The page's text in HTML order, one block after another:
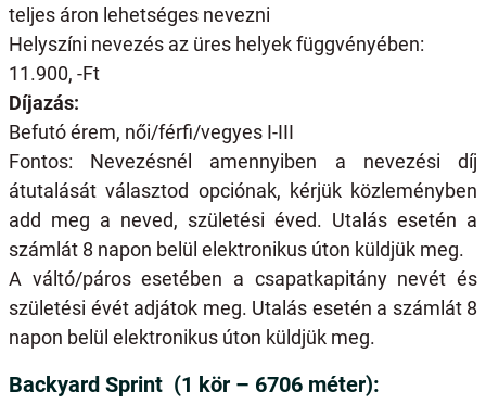
teljes áron lehetséges nevezni
Helyszíni nevezés az üres helyek függvényében:
11.900, -Ft
Díjazás:
Befutó érem, női/férfi/vegyes I-III
Fontos: Nevezésnél amennyiben a nevezési díj
átutalását választod opciónak, kérjük közleményben
add meg a neved, születési éved. Utalás esetén a
számlát 8 napon belül elektronikus úton küldjük meg.
A váltó/páros esetében a csapatkapitány nevét és
születési évét adjátok meg. Utalás esetén a számlát 8
napon belül elektronikus úton küldjük meg.
Backyard Sprint (1 kör – 6706 méter):